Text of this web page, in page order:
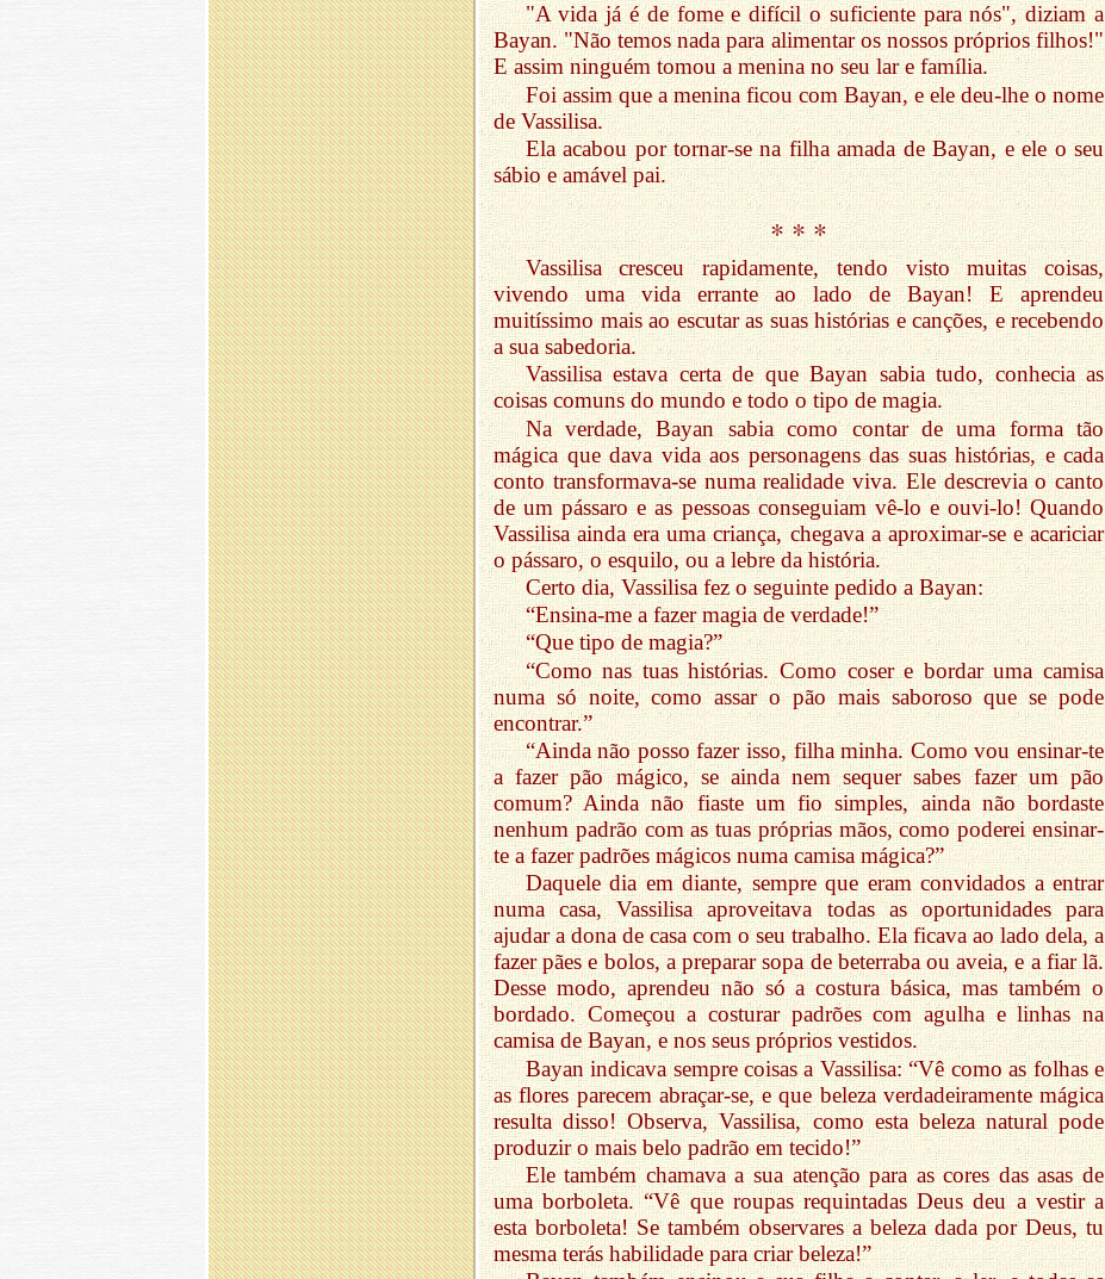
"A vida já é de fome e difícil o suficiente para nós", diziam a
Bayan. "Não temos nada para alimentar os nossos próprios filhos!"
E assim ninguém tomou a menina no seu lar e família.
Foi assim que a menina ficou com Bayan, e ele deu-lhe o nome
de Vassilisa.
Ela acabou por tornar-se na filha amada de Bayan, e ele o seu
sábio e amável pai.
* * *
Vassilisa cresceu rapidamente, tendo visto muitas coisas,
vivendo uma vida errante ao lado de Bayan! E aprendeu
muitíssimo mais ao escutar as suas histórias e canções, e recebendo
a sua sabedoria.
Vassilisa estava certa de que Bayan sabia tudo, conhecia as
coisas comuns do mundo e todo o tipo de magia.
Na verdade, Bayan sabia como contar de uma forma tão
mágica que dava vida aos personagens das suas histórias, e cada
conto transformava-se numa realidade viva. Ele descrevia o canto
de um pássaro e as pessoas conseguiam vê-lo e ouvi-lo! Quando
Vassilisa ainda era uma criança, chegava a aproximar-se e acariciar
o pássaro, o esquilo, ou a lebre da história.
Certo dia, Vassilisa fez o seguinte pedido a Bayan:
“Ensina-me a fazer magia de verdade!”
“Que tipo de magia?”
“Como nas tuas histórias. Como coser e bordar uma camisa
numa só noite, como assar o pão mais saboroso que se pode
encontrar.”
“Ainda não posso fazer isso, filha minha. Como vou ensinar-te
a fazer pão mágico, se ainda nem sequer sabes fazer um pão
comum? Ainda não fiaste um fio simples, ainda não bordaste
nenhum padrão com as tuas próprias mãos, como poderei ensinar-
te a fazer padrões mágicos numa camisa mágica?”
Daquele dia em diante, sempre que eram convidados a entrar
numa casa, Vassilisa aproveitava todas as oportunidades para
ajudar a dona de casa com o seu trabalho. Ela ficava ao lado dela, a
fazer pães e bolos, a preparar sopa de beterraba ou aveia, e a fiar lã.
Desse modo, aprendeu não só a costura básica, mas também o
bordado. Começou a costurar padrões com agulha e linhas na
camisa de Bayan, e nos seus próprios vestidos.
Bayan indicava sempre coisas a Vassilisa: “Vê como as folhas e
as flores parecem abraçar-se, e que beleza verdadeiramente mágica
resulta disso! Observa, Vassilisa, como esta beleza natural pode
produzir o mais belo padrão em tecido!”
Ele também chamava a sua atenção para as cores das asas de
uma borboleta. “Vê que roupas requintadas Deus deu a vestir a
esta borboleta! Se também observares a beleza dada por Deus, tu
mesma terás habilidade para criar beleza!”